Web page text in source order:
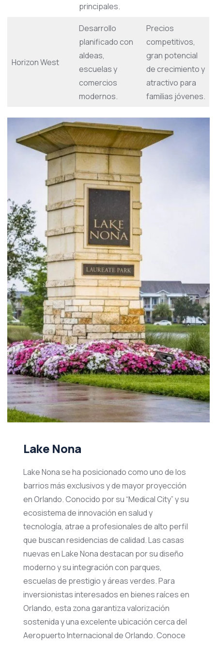
principales.
Horizon West
Desarrollo
planificado con
aldeas,
escuelas y
comercios
modernos.
Precios
competitivos,
gran potencial
de crecimiento y
atractivo para
familias jóvenes.
Lake Nona
Lake Nona se ha posicionado como uno de los
barrios más exclusivos y de mayor proyección
en Orlando. Conocido por su “Medical City” y su
ecosistema de innovación en salud y
tecnología, atrae a profesionales de alto perfil
que buscan residencias de calidad. Las casas
nuevas en Lake Nona destacan por su diseño
moderno y su integración con parques,
escuelas de prestigio y áreas verdes. Para
inversionistas interesados en bienes raíces en
Orlando, esta zona garantiza valorización
sostenida y una excelente ubicación cerca del
Aeropuerto Internacional de Orlando. Conoce